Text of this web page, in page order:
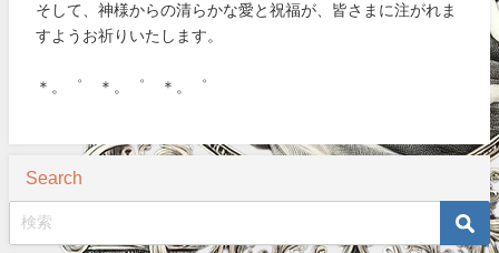
そして、神様からの清らかな愛と祝福が、皆さまに注がれま
すようお祈りいたします。
＊。゜ ＊。゜ ＊。゜
Search